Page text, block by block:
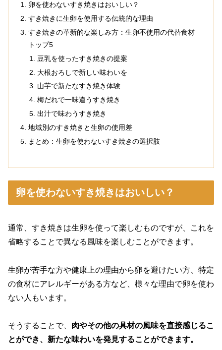
卵を使わないすき焼きはおいしい？
すき焼きに生卵を使用する伝統的な理由
すき焼きの革新的な楽しみ方：生卵不使用の代替食材
トップ5
豆乳を使ったすき焼きの提案
大根おろしで新しい味わいを
山芋で新たなすき焼き体験
梅だれで一味違うすき焼き
出汁で味わうすき焼き
地域別のすき焼きと生卵の使用差
まとめ：生卵を使わないすき焼きの選択肢
卵を使わないすき焼きはおいしい？
通常、すき焼きは生卵を使って楽しむものですが、これを
省略することで異なる風味を楽しむことができます。
生卵が苦手な方や健康上の理由から卵を避けたい方、特定
の食材にアレルギーがある方など、様々な理由で卵を使わ
ない人もいます。
そうすることで、 肉やその他の具材の風味を直接感じるこ
とができ、新たな味わいを発見することができます。